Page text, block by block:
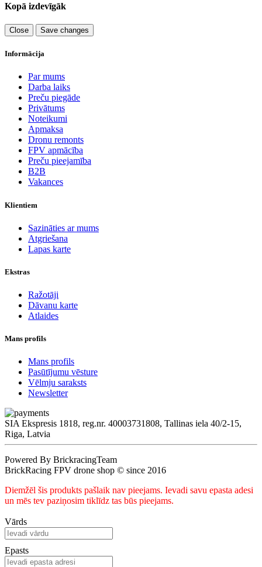
Kopā izdevīgāk
Close Save changes
Informācija
Par mums
Darba laiks
Preču piegāde
Privātums
Noteikumi
Apmaksa
Dronu remonts
FPV apmācība
Preču pieejamība
B2B
Vakances
Klientiem
Sazināties ar mums
Atgriešana
Lapas karte
Ekstras
Ražotāji
Dāvanu karte
Atlaides
Mans profils
Mans profils
Pasūtījumu vēsture
Vēlmju saraksts
Newsletter
SIA Ekspresis 1818, reg.nr. 40003731808, Tallinas iela 40/2-15,
Riga, Latvia
Powered By BrickracingTeam
BrickRacing FPV drone shop © since 2016
Diemžēl šis produkts pašlaik nav pieejams. Ievadi savu epasta adesi
un mēs tev paziņosim tiklīdz tas būs pieejams.
Vārds
Epasts